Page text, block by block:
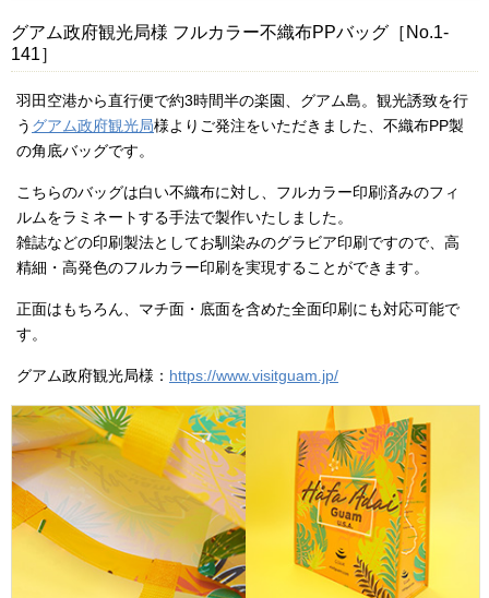
グアム政府観光局様 フルカラー不織布PPバッグ［No.1-
141］
羽田空港から直行便で約3時間半の楽園、グアム島。観光誘致を行
う グアム政府観光局様よりご発注をいただきました、不織布PP製
の角底バッグです。
こちらのバッグは白い不織布に対し、フルカラー印刷済みのフィ
ルムをラミネートする手法で製作いたしました。
雑誌などの印刷製法としてお馴染みのグラビア印刷ですので、高
精細・高発色のフルカラー印刷を実現することができます。
正面はもちろん、マチ面・底面を含めた全面印刷にも対応可能で
す。
グアム政府観光局様： https://www.visitguam.jp/